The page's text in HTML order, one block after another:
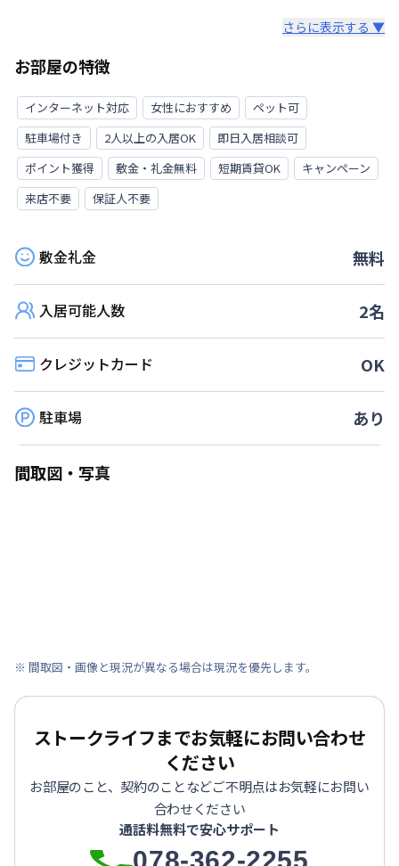
さらに表示する ▼
お部屋の特徴
インターネット対応 女性におすすめ
ペット可
駐車場付き
2人以上の入居OK
即日入居相談可
ポイント獲得
敷金・礼金無料 短期賃貸OK
キャンペーン
来店不要
保証人不要
敷金礼金 無料
入居可能人数 2名
クレジットカード OK
駐車場 あり
間取図・写真
※ 間取図・画像と現況が異なる場合は現況を優先します。
ストークライフまでお気軽にお問い合わせ
ください
お部屋のこと、契約のことなどご不明点はお気軽にお問い
合わせください
通話料無料で安心サポート